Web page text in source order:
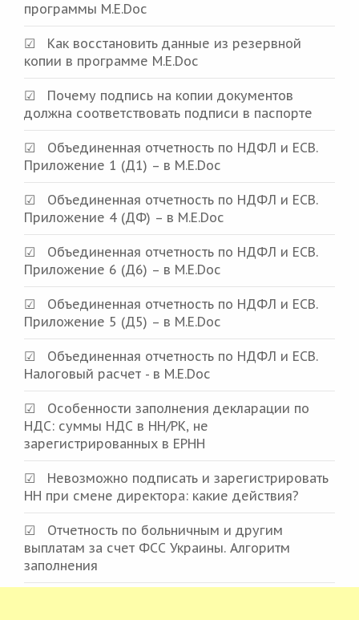
программы M.E.Doc
Как восстановить данные из резервной
копии в программе M.E.Doc
Почему подпись на копии документов
должна соответствовать подписи в паспорте
Объединенная отчетность по НДФЛ и ЕСВ.
Приложение 1 (Д1) – в M.E.Doc
Объединенная отчетность по НДФЛ и ЕСВ.
Приложение 4 (ДФ) – в M.E.Doc
Объединенная отчетность по НДФЛ и ЕСВ.
Приложение 6 (Д6) – в M.E.Doc
Объединенная отчетность по НДФЛ и ЕСВ.
Приложение 5 (Д5) – в M.E.Doc
Объединенная отчетность по НДФЛ и ЕСВ.
Налоговый расчет - в M.E.Doc
Особенности заполнения декларации по
НДС: суммы НДС в НН/РК, не
зарегистрированных в ЕРНН
Невозможно подписать и зарегистрировать
НН при смене директора: какие действия?
Отчетность по больничным и другим
выплатам за счет ФСС Украины. Алгоритм
заполнения